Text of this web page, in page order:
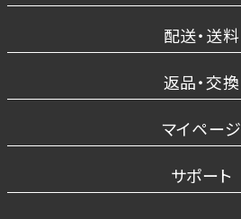
配送・送料
返品・交換
マイページ
サポート